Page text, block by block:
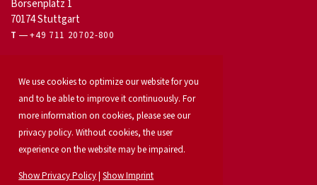
Börsenplatz 1
70174 Stuttgart
T +49 711 20702-800
Office letting
Our services
Launch your property
Industrial & logistics
Our team
Property search
We use cookies to optimize our website for you
and to be able to improve it continuously. For
more information on cookies, please see our
privacy policy. Without cookies, the user
experience on the website may be impaired.
Show Privacy Policy |Show Imprint